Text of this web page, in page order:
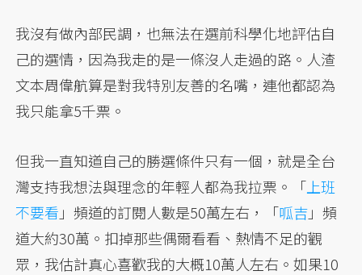
我沒有做內部民調，也無法在選前科學化地評估自
己的選情，因為我走的是一條沒人走過的路。人渣
文本周偉航算是對我特別友善的名嘴，連他都認為
我只能拿5千票。
但我一直知道自己的勝選條件只有一個，就是全台
灣支持我想法與理念的年輕人都為我拉票。「上班
不要看 」頻道的訂閱人數是50萬左右，「呱吉」頻
道大約30萬。扣掉那些偶爾看看、熱情不足的觀
眾，我估計真心喜歡我的大概10萬人左右。如果10